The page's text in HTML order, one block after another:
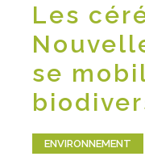
Les
se
ENVIRONNEMENT